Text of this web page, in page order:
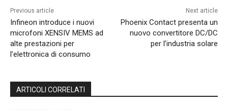
Previous article
Infineon introduce i nuovi
microfoni XENSIV MEMS ad
alte prestazioni per
l’elettronica di consumo
Next article
Phoenix Contact presenta un
nuovo convertitore DC/DC
per l’industria solare
ARTICOLI CORRELATI